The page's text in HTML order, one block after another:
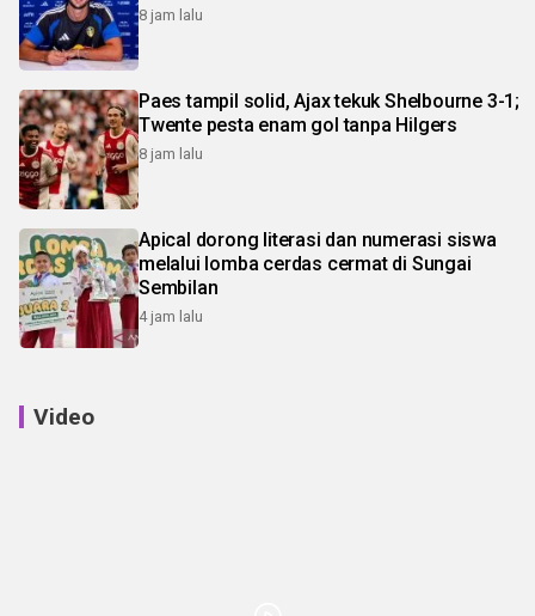
8 jam lalu
Paes tampil solid, Ajax tekuk Shelbourne 3-1;
Twente pesta enam gol tanpa Hilgers
8 jam lalu
Apical dorong literasi dan numerasi siswa
melalui lomba cerdas cermat di Sungai
Sembilan
4 jam lalu
Video